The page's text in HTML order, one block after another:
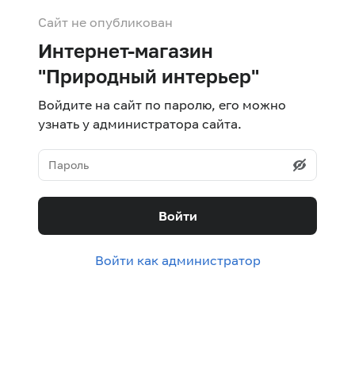
Сайт не опубликован
Интернет-магазин
"Природный интерьер"
Войдите на сайт по паролю, его можно
узнать у администратора сайта.
Войти
Войти как администратор